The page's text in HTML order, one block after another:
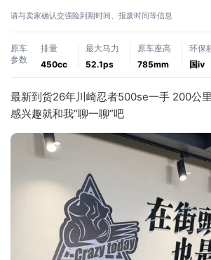
请与卖家确认交强险到期时间、报废时间等信息
原车
参数
排量
450cc
最大马力
52.1ps
原车座高
785mm
环保
国ⅳ
最新到货26年川崎忍者500se一手 200公
感兴趣就和我“聊一聊”吧